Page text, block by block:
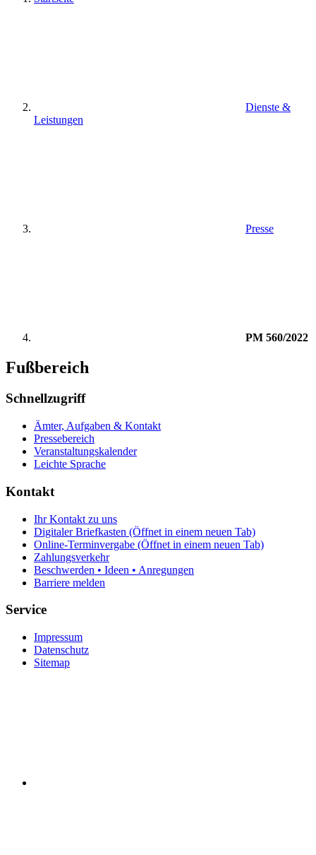
Dienste &
Leistungen
Presse
PM 560/2022
Fußbereich
Schnellzugriff
Ämter, Aufgaben & Kontakt
Pressebereich
Veranstaltungskalender
Leichte Sprache
Kontakt
Ihr Kontakt zu uns
Digitaler Briefkasten (Öffnet in einem neuen Tab)
Online-Terminvergabe (Öffnet in einem neuen Tab)
Zahlungsverkehr
Beschwerden • Ideen • Anregungen
Barriere melden
Service
Impressum
Datenschutz
Sitemap